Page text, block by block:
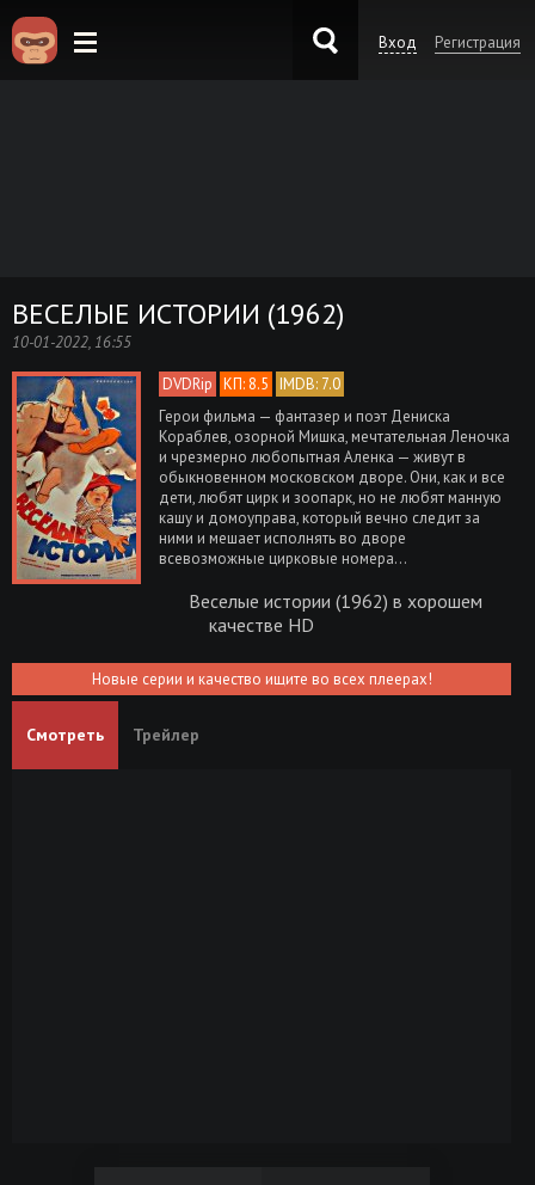
Вход Регистрация
ВЕСЕЛЫЕ ИСТОРИИ (1962)
10-01-2022, 16:55
DVDRip КП: 8.5 IMDB: 7.0
Герои фильма — фантазер и поэт Дениска
Кораблев, озорной Мишка, мечтательная Леночка
и чрезмерно любопытная Аленка — живут в
обыкновенном московском дворе. Они, как и все
дети, любят цирк и зоопарк, но не любят манную
кашу и домоуправа, который вечно следит за
ними и мешает исполнять во дворе
всевозможные цирковые номера...
Веселые истории (1962) в хорошем
качестве HD
Новые серии и качество ищите во всех плеерах!
Смотреть Трейлер